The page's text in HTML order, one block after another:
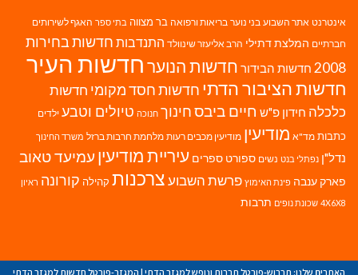
אינטרנט אתר השבוע בני נוער בריאות ורפואה בר מצווה בתי ספר האגף לשירותים
חברתיים המלצת דתילי הרב אליעזר שינוולד התנדבות חדשות בחירות
2008 חדשות הבידור חדשות הנוערחדשות העיר
חדשות הציבור הדתי חדשות חסד מקומי חדשות
כלכלה חידון פ"ש חיים ביבסחינוך חנוכה טיולים וטבע ילדים
כתבות מד"א מודיעין מודיעין מכבים רעות מלחמת חרבות ברזל משרד החינוך
נדל"ן נפתלי בנט נשים ספורט ספרים עיריית מודיעין עמיעד טאוב
פארק ענבה פינת האימוץ פרשת השבועצרכנות קהילה קורונה ראיון
4X6X8 שכונת נופים תרבות
האתרים שלנו: תרבוש-פורטל תרבות ונופש למגזר הדתי | המגזר-פורטל חדשות למגזר הדתי